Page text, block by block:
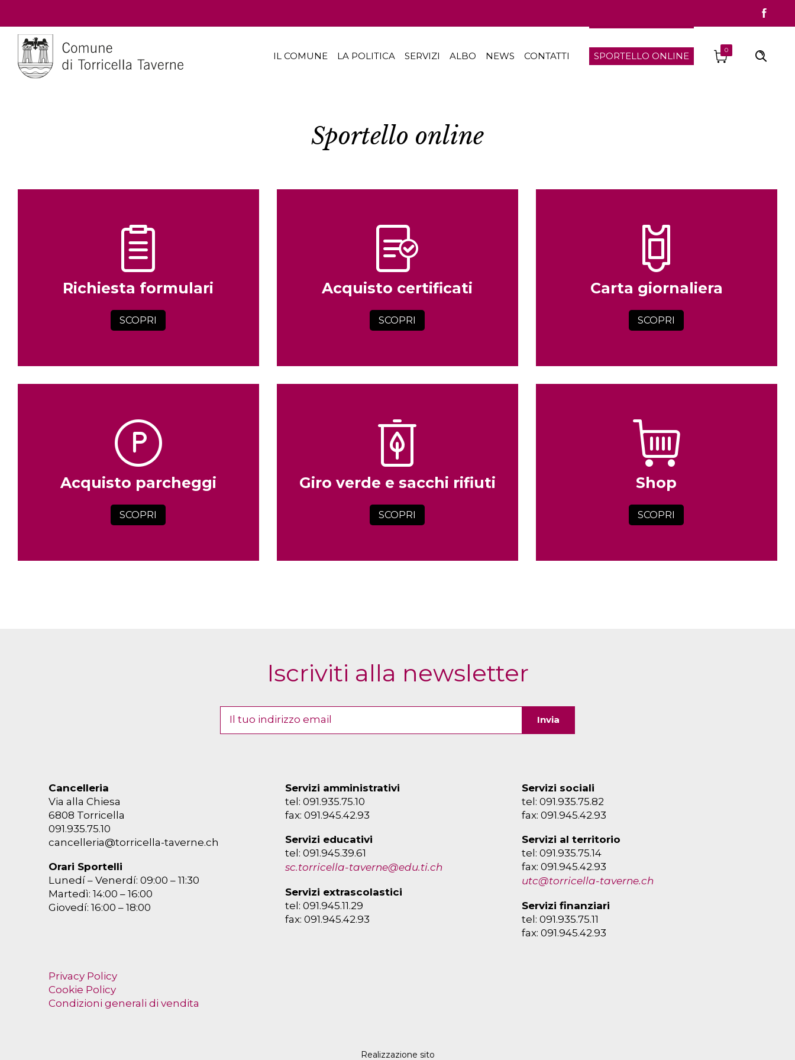
0
IL COMUNE LA POLITICA SERVIZI ALBO NEWS CONTATTI SPORTELLO ONLINE
Sportello online
Richiesta formulari
SCOPRI
Acquisto certificati
SCOPRI
Carta giornaliera
SCOPRI
Acquisto parcheggi
SCOPRI
Giro verde e sacchi rifiuti
SCOPRI
Shop
SCOPRI
Iscriviti alla newsletter
Cancelleria
Via alla Chiesa
6808 Torricella
091.935.75.10
cancelleria@torricella-taverne.ch
Orari Sportelli
Lunedí – Venerdí: 09:00 – 11:30
Martedì: 14:00 – 16:00
Giovedí: 16:00 – 18:00
Servizi amministrativi
tel: 091.935.75.10
fax: 091.945.42.93
Servizi educativi
tel: 091.945.39.61
sc.torricella-taverne@edu.ti.ch
Servizi extrascolastici
tel: 091.945.11.29
fax: 091.945.42.93
Servizi sociali
tel: 091.935.75.82
fax: 091.945.42.93
Servizi al territorio
tel: 091.935.75.14
fax: 091.945.42.93
utc@torricella-taverne.ch
Servizi finanziari
tel: 091.935.75.11
fax: 091.945.42.93
Privacy Policy
Cookie Policy
Condizioni generali di vendita
Realizzazione sito